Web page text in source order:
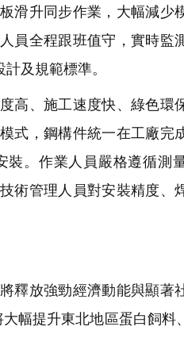
升同步作業，大幅減少
員全程跟班值守，實時監
及規範標準。
高、施工速度快、綠色環
式，鋼構件統一在工廠完
。作業人員嚴格遵循測
術管理人員對安裝精度、
釋放強勁經濟動能與顯著
幅提升東北地區蛋白飼料